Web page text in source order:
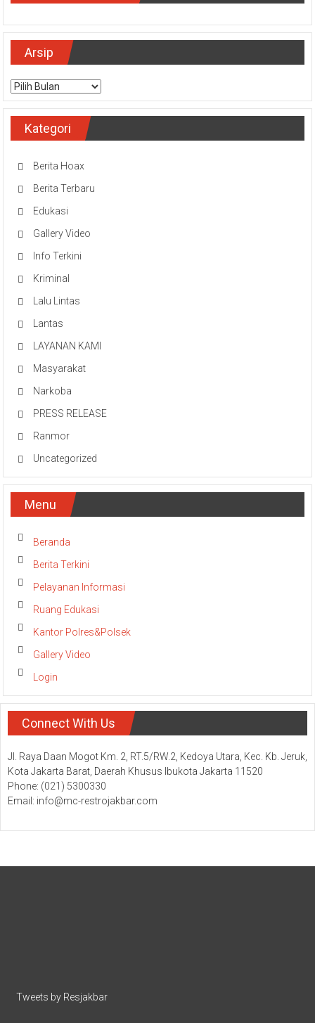
Arsip
Arsip
Kategori
Berita Hoax
Berita Terbaru
Edukasi
Gallery Video
Info Terkini
Kriminal
Lalu Lintas
Lantas
LAYANAN KAMI
Masyarakat
Narkoba
PRESS RELEASE
Ranmor
Uncategorized
Menu
Beranda
Berita Terkini
Pelayanan Informasi
Ruang Edukasi
Kantor Polres&Polsek
Gallery Video
Login
Connect With Us
Jl. Raya Daan Mogot Km. 2, RT.5/RW.2, Kedoya Utara, Kec. Kb. Jeruk,
Kota Jakarta Barat, Daerah Khusus Ibukota Jakarta 11520
Phone: (021) 5300330
Email: info@mc-restrojakbar.com
Tweets by Resjakbar